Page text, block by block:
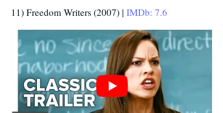
11) Freedom Writers (2007) |IMDb: 7.6